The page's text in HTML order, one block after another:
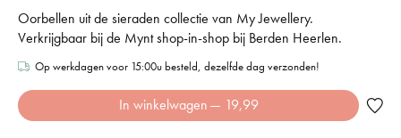
Oorbellen uit de sieraden collectie van My Jewellery.
Verkrijgbaar bij de Mynt shop-in-shop bij Berden Heerlen.
Op werkdagen voor 15:00u besteld, dezelfde dag verzonden!
In winkelwagen — 19,99